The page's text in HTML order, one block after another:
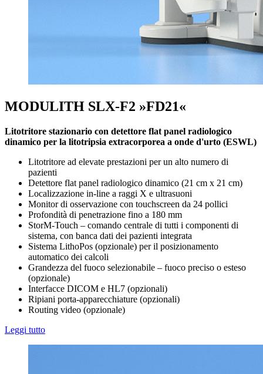
MODULITH SLX-F2 »FD21«
Litotritore stazionario con detettore flat panel radiologico
dinamico per la litotripsia extracorporea a onde d'urto (ESWL)
Litotritore ad elevate prestazioni per un alto numero di
pazienti
Detettore flat panel radiologico dinamico (21 cm x 21 cm)
Localizzazione in-line a raggi X e ultrasuoni
Monitor di osservazione con touchscreen da 24 pollici
Profondità di penetrazione fino a 180 mm
StorM-Touch – comando centrale di tutti i componenti di
sistema, con banca dati dei pazienti integrata
Sistema LithoPos (opzionale) per il posizionamento
automatico dei calcoli
Grandezza del fuoco selezionabile – fuoco preciso o esteso
(opzionale)
Interfacce DICOM e HL7 (opzionali)
Ripiani porta-apparecchiature (opzionali)
Routing video (opzionale)
Leggi tutto